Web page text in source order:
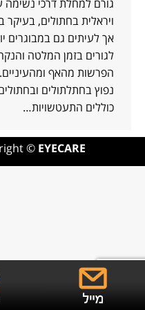
גורם למחלת דרכי נשימה
ויראלית בחתולים, בעיקר
אך לעיתים גם במבוגרים
לגורים בזמן המלטה
הפרשות מהאף
נפוץ בחתלתולים
כוללים התעטשויות…
© EYECARE